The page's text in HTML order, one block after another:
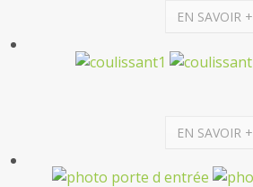
EN SAVOIR +
EN SAVOIR +